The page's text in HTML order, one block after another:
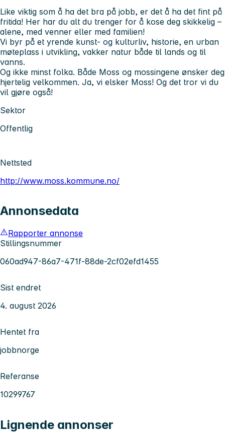
Like viktig som å ha det bra på jobb, er det å ha det fint på
fritida! Her har du alt du trenger for å kose deg skikkelig –
alene, med venner eller med familien!
Vi byr på et yrende kunst- og kulturliv, historie, en urban
møteplass i utvikling, vakker natur både til lands og til
vanns.
Og ikke minst folka. Både Moss og mossingene ønsker deg
hjertelig velkommen. Ja, vi elsker Moss! Og det tror vi du
vil gjøre også!
Sektor
Offentlig
Nettsted
http://www.moss.kommune.no/
Annonsedata
Rapporter annonse
Stillingsnummer
060ad947-86a7-471f-88de-2cf02efd1455
Sist endret
4. august 2026
Hentet fra
jobbnorge
Referanse
10299767
Lignende annonser